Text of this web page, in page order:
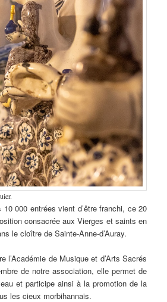
000 entrées vient d’être franchi, ce 20
consacrée aux Vierges et saints en
le cloître de Sainte-Anne-d’Auray.
l’Académie de Musique et d’Arts Sacrés
de notre association, elle permet de
et participe ainsi à la promotion de la
les cieux morbihannais.